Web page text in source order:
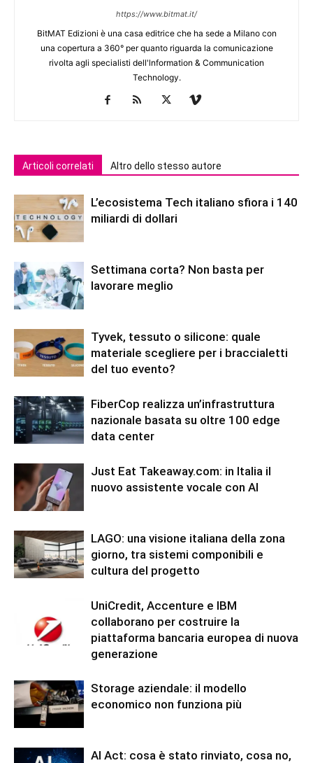
https://www.bitmat.it/
BitMAT Edizioni è una casa editrice che ha sede a Milano con
una copertura a 360° per quanto riguarda la comunicazione
rivolta agli specialisti dell'lnformation & Communication
Technology.
Articoli correlati Altro dello stesso autore
L’ecosistema Tech italiano sfiora i 140
miliardi di dollari
Settimana corta? Non basta per
lavorare meglio
Tyvek, tessuto o silicone: quale
materiale scegliere per i braccialetti
del tuo evento?
FiberCop realizza un’infrastruttura
nazionale basata su oltre 100 edge
data center
Just Eat Takeaway.com: in Italia il
nuovo assistente vocale con AI
LAGO: una visione italiana della zona
giorno, tra sistemi componibili e
cultura del progetto
UniCredit, Accenture e IBM
collaborano per costruire la
piattaforma bancaria europea di nuova
generazione
Storage aziendale: il modello
economico non funziona più
AI Act: cosa è stato rinviato, cosa no,